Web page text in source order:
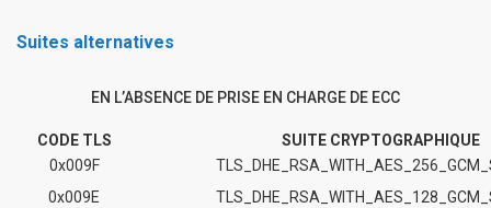
Suites alternatives
EN L’ABSENCE DE PRISE EN CHARGE DE ECC
CODE TLS
SUITE CRYPTOGRAPHIQUE
0x009F
0x009E